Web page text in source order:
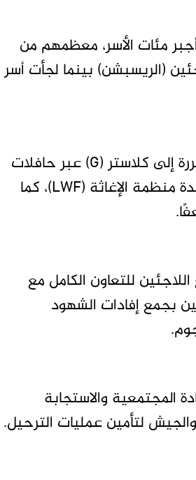
مئات الأسر، معظمهم من
(الريسبشن) بينما لجأت أسر
وأكد المكتب أن المفوضية السامية تعهدت بترحيل الأسر المتضررة إلى كلاستر (G) عبر حافلات
وعربات لنقل الممتلكات، بإشراف من الشرطة الأوغندية وبمساعدة منظمة الإغاثة (LWF)، كما
للتعاون الكامل مع
بجمع إفادات الشهود
المجتمعية والاستجابة
لتأمين عمليات الترحيل.